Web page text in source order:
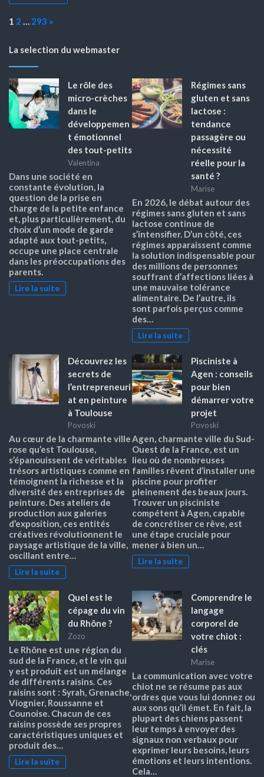
Page:
1 2 … 293 Next
»
La selection du webmaster
Le rôle des
micro-crèches
dans le
développemen
t émotionnel
des tout-petits
Valentina
Dans une société en
constante évolution, la
question de la prise en
charge de la petite enfance
et, plus particulièrement, du
choix d’un mode de garde
adapté aux tout-petits,
occupe une place centrale
dans les préoccupations des
parents.
Lire la suite
Régimes sans
gluten et sans
lactose :
tendance
passagère ou
nécessité
réelle pour la
santé ?
Marise
En 2026, le débat autour des
régimes sans gluten et sans
lactose continue de
s’intensifier. D’un côté, ces
régimes apparaissent comme
la solution indispensable pour
des millions de personnes
souffrant d’affections liées à
une mauvaise tolérance
alimentaire. De l’autre, ils
sont parfois perçus comme
des…
Lire la suite
Découvrez les
secrets de
l’entrepreneuri
at en peinture
à Toulouse
Povoski
Au cœur de la charmante ville
rose qu’est Toulouse,
s’épanouissent de véritables
trésors artistiques comme en
témoignent la richesse et la
diversité des entreprises de
peinture. Des ateliers de
production aux galeries
d’exposition, ces entités
créatives révolutionnent le
paysage artistique de la ville,
oscillant entre…
Lire la suite
Pisciniste à
Agen : conseils
pour bien
démarrer votre
projet
Povoski
Agen, charmante ville du Sud-
Ouest de la France, est un
lieu où de nombreuses
familles rêvent d’installer une
piscine pour profiter
pleinement des beaux jours.
Trouver un pisciniste
compétent à Agen, capable
de concrétiser ce rêve, est
une étape cruciale pour
mener à bien un…
Lire la suite
Quel est le
cépage du vin
du Rhône ?
Zozo
Le Rhône est une région du
sud de la France, et le vin qui
y est produit est un mélange
de différents raisins. Ces
raisins sont : Syrah, Grenache,
Viognier, Roussanne et
Counoise. Chacun de ces
raisins possède ses propres
caractéristiques uniques et
produit des…
Lire la suite
Comprendre le
langage
corporel de
votre chiot :
clés
Marise
La communication avec votre
chiot ne se résume pas aux
ordres que vous lui donnez ou
aux sons qu’il émet. En fait, la
plupart des chiens passent
leur temps à envoyer des
signaux non verbaux pour
exprimer leurs besoins, leurs
émotions et leurs intentions.
Cela…